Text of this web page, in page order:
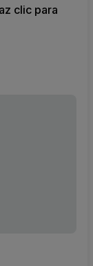
clic para